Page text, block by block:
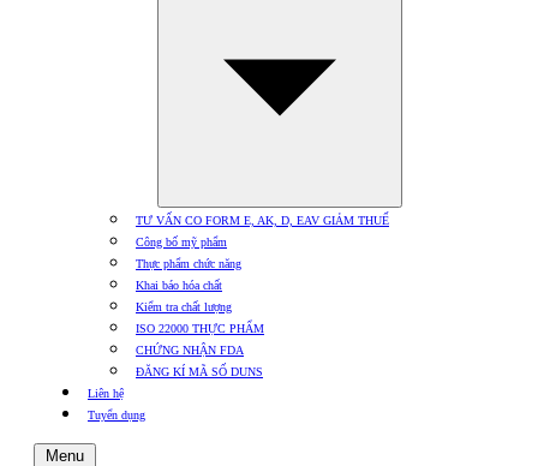
TƯ VẤN CO FORM E, AK, D, EAV GIẢM THUẾ
Công bố mỹ phẩm
Thực phẩm chức năng
Khai báo hóa chất
Kiểm tra chất lượng
ISO 22000 THỰC PHẨM
CHỨNG NHẬN FDA
ĐĂNG KÍ MÃ SỐ DUNS
Liên hệ
Tuyển dụng
Menu